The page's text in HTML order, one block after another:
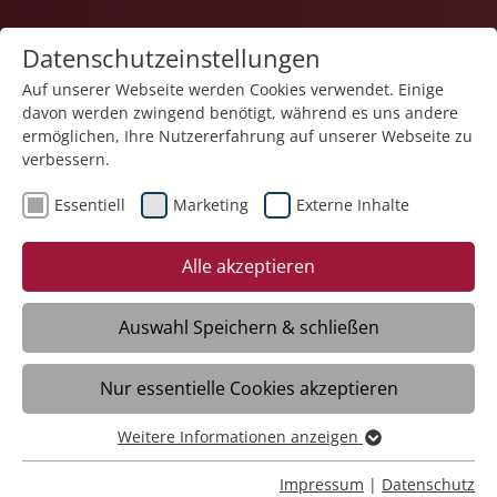
04.04.2025
Elfriede Krapf feierte ihren
100. Geburtstag
Ulm-Wiblingen – Menschen, die 100 Jahre
und mehr werden, sind nicht selten selbst
am meisten über das eigene hohe Alter
erstaunt. So auch Elfriede Krapf, die am
21. Februar dieses Jahres diesen hohen
Datenschutzeinstellungen
Auf unserer Webseite werden Cookies verwendet. Einige
davon werden zwingend benötigt, während es uns andere
ermöglichen, Ihre Nutzererfahrung auf unserer Webseite zu
verbessern.
Essentiell Marketing Externe Inhalte
Alle akzeptieren
Auswahl Speichern & schließen
Nur essentielle Cookies akzeptieren
Essentiell
Essentielle Cookies werden für grundlegende Funktionen
Weitere Informationen anzeigen
Impressum | Datenschutz